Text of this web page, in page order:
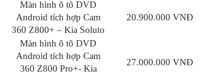
Màn hình ô tô DVD
Android tích hợp Cam
360 Z800+ – Kia Soluto
20.900.000 VNĐ
Màn hình ô tô DVD
Android tích hợp Cam
360 Z800 Pro+- Kia
27.000.000 VNĐ